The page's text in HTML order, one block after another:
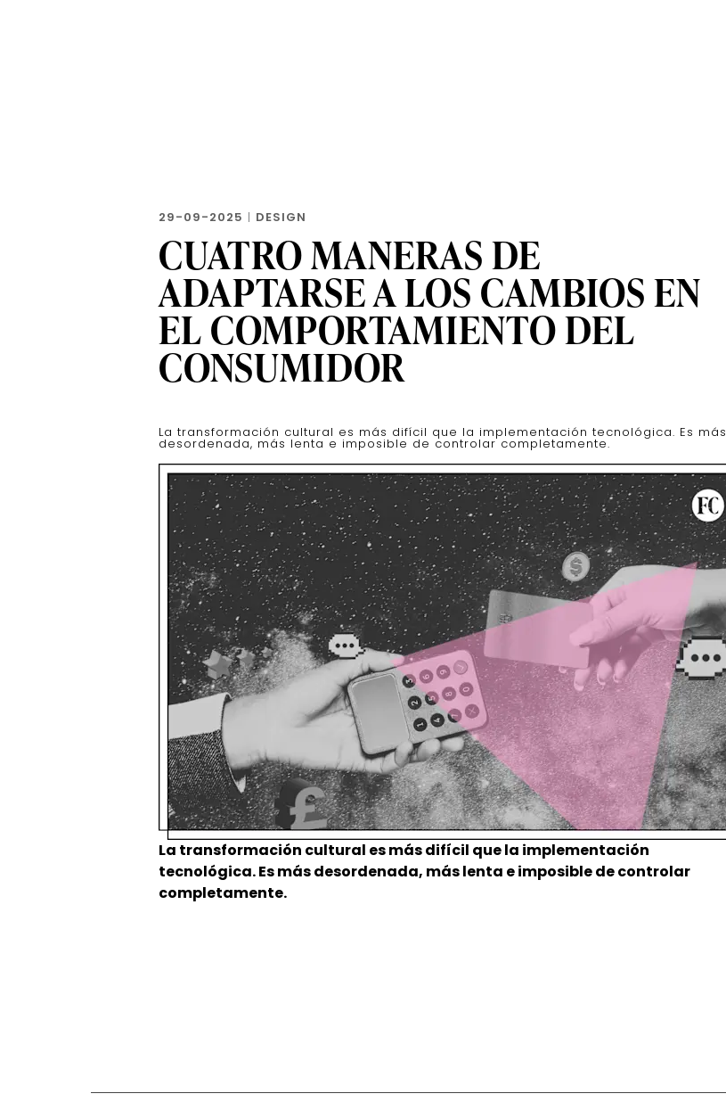
29-09-2025 | DESIGN
CUATRO MANERAS DE
ADAPTARSE A LOS CAMBIOS EN
EL COMPORTAMIENTO DEL
CONSUMIDOR
La transformación cultural es más difícil que la implementación tecnológica. Es más
desordenada, más lenta e imposible de controlar completamente.
La transformación cultural es más difícil que la implementación
tecnológica. Es más desordenada, más lenta e imposible de controlar
completamente.